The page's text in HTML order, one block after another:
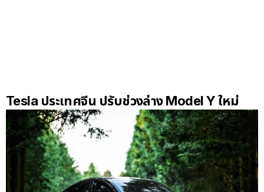
Tesla ประเทศจีน ปรับช่วงล่าง Model Y ใหม่